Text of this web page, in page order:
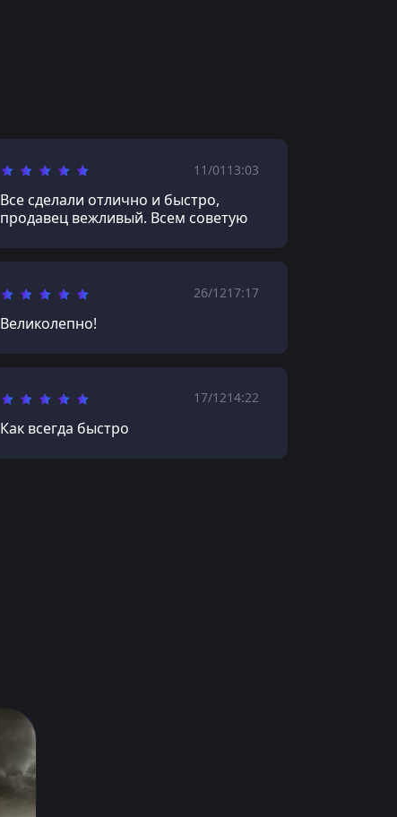
11/01 13:03
Все сделали отлично и быстро,
продавец вежливый. Всем советую
26/1217:17
Великолепно!
17/1214:22
Как всегда быстро